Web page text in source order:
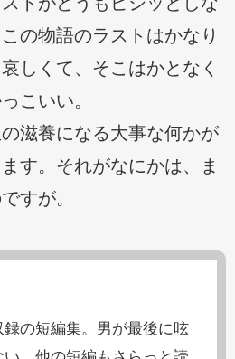
の物語のラストはかなり
しくて、そこはかとなく
こいい。
滋養になる大事な何かが
す。それがなにかは、ま
すが。
録の短編集。男が最後に呟